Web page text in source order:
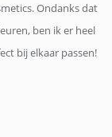
Ondanks dat
ben ik er heel
bij elkaar passen!